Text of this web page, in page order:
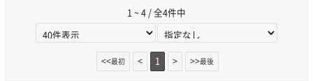
1 ~ 4 / 全4件中
<<最初 < 1 > >>最後